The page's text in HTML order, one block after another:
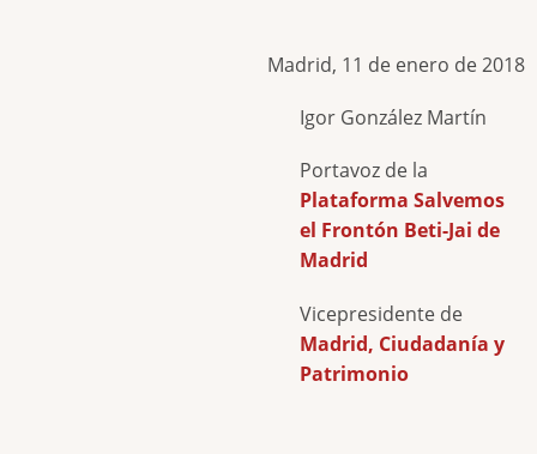
Madrid, 11 de enero de 2018
Igor González Martín
Portavoz de la
Plataforma Salvemos
el Frontón Beti-Jai de
Madrid
Vicepresidente de
Madrid, Ciudadanía y
Patrimonio